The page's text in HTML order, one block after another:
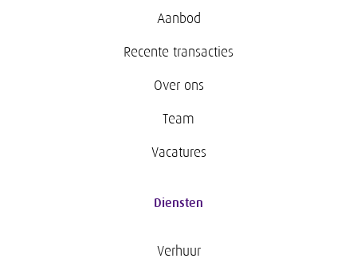
Aanbod
Recente transacties
Over ons
Team
Vacatures
Diensten
Verhuur